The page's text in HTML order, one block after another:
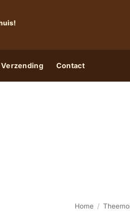
Verzending Contact
Home /